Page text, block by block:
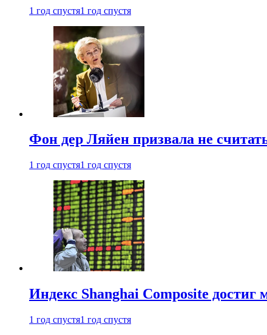
1 год спустя1 год спустя
Фон дер Ляйен призвала не
1 год спустя1 год спустя
Индекс Shanghai Composite достиг
1 год спустя1 год спустя